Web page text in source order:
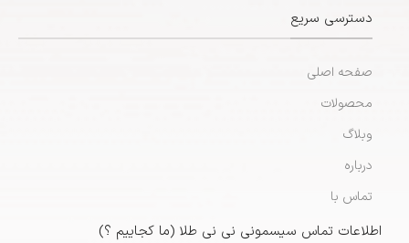
دسترسی سریع
صفحه اصلی
محصولات
وبلاگ
درباره
تماس با
اطلاعات تماس سیسمونی نی نی طلا (ما کجاییم ؟)